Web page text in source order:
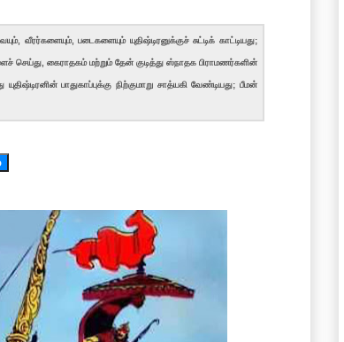
படைகளையும் யுதிஷ்டிரனுக்குச் சுட்டிக் காட்டியது;
செய்து, கைராதகம் மற்றும் தேன் குடித்து ஸ்நாதக பிராமணர்களின்
பாதுகாப்புக்கு நிற்குமாறு சாத்யகி வேண்டியது; பீமன்